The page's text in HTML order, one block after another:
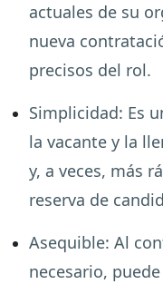
actuales de su
nueva
precisos del rol.
Simplicidad: Es
la vacante y la
y, a veces, más
reserva de
Asequible: Al
necesario,